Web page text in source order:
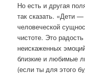
Но есть и другая
так сказать. «Дети
человеческой
чистоте. Это
неискаженных
близкие и любимые
(если ты для этого